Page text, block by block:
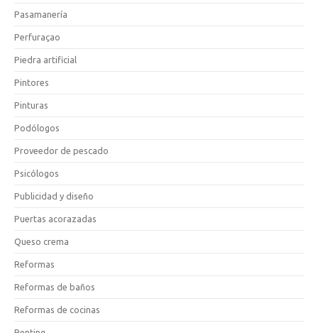
Pasamanería
Perfuraçao
Piedra artificial
Pintores
Pinturas
Podólogos
Proveedor de pescado
Psicólogos
Publicidad y diseño
Puertas acorazadas
Queso crema
Reformas
Reformas de baños
Reformas de cocinas